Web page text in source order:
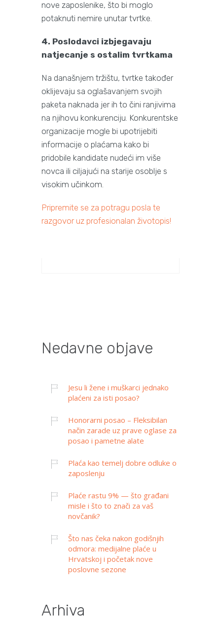
nove zaposlenike, što bi moglo
potaknuti nemire unutar tvrtke.
4. Poslodavci izbjegavaju
natjecanje s ostalim tvrtkama
Na današnjem tržištu, tvrtke također
oklijevaju sa oglašavanjem svojih
paketa naknada jer ih to čini ranjivima
na njihovu konkurenciju. Konkurentske
organizacije mogle bi upotrijebiti
informacije o plaćama kako bi
pridobile kandidate nudeći im više
novca ili ciljajući na starije osoblje s
visokim učinkom.
Pripremite se za potragu posla te
razgovor uz profesionalan životopis!
Nedavne objave
Jesu li žene i muškarci jednako
plaćeni za isti posao?
Honorarni posao – Fleksibilan
način zarade uz prave oglase za
posao i pametne alate
Plaća kao temelj dobre odluke o
zaposlenju
Plaće rastu 9% — što građani
misle i što to znači za vaš
novčanik?
Što nas čeka nakon godišnjih
odmora: medijalne plaće u
Hrvatskoj i početak nove
poslovne sezone
Arhiva